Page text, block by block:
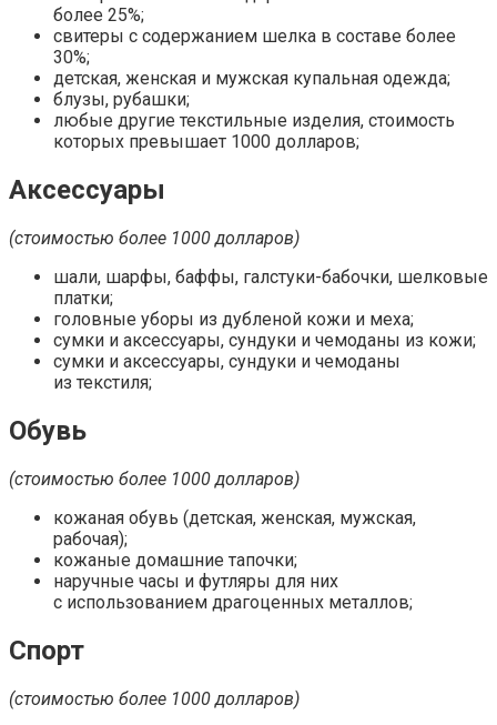
более 25%;
свитеры с содержанием шелка в составе более
30%;
детская, женская и мужская купальная одежда;
блузы, рубашки;
любые другие текстильные изделия, стоимость
которых превышает 1000 долларов;
Аксессуары
(стоимостью более 1000 долларов)
шали, шарфы, баффы, галстуки-бабочки, шелковые
платки;
головные уборы из дубленой кожи и меха;
сумки и аксессуары, сундуки и чемоданы из кожи;
сумки и аксессуары, сундуки и чемоданы
из текстиля;
Обувь
(стоимостью более 1000 долларов)
кожаная обувь (детская, женская, мужская,
рабочая);
кожаные домашние тапочки;
наручные часы и футляры для них
с использованием драгоценных металлов;
Спорт
(стоимостью более 1000 долларов)